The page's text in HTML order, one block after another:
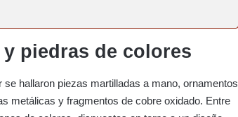
piedras de colores
hallaron piezas martilladas a mano, ornamentos
metálicas y fragmentos de cobre oxidado. Entre